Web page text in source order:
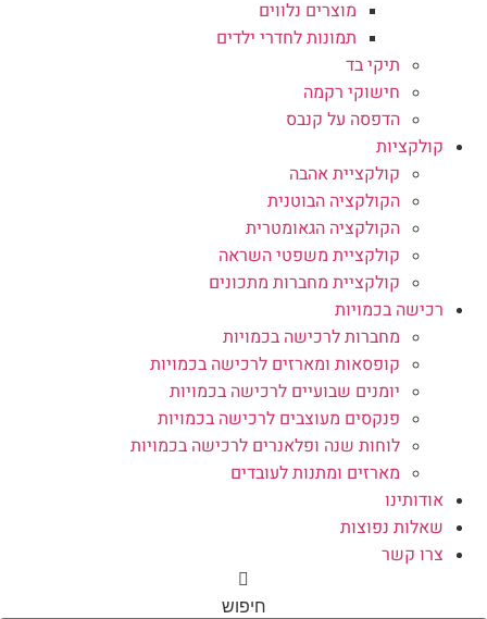
מוצרים נלווים
תמונות לחדרי ילדים
תיקי בד
חישוקי רקמה
הדפסה על קנבס
קולקציות
קולקציית אהבה
הקולקציה הבוטנית
הקולקציה הגאומטרית
קולקציית משפטי השראה
קולקציית מחברות מתכונים
רכישה בכמויות
מחברות לרכישה בכמויות
קופסאות ומארזים לרכישה בכמויות
יומנים שבועיים לרכישה בכמויות
פנקסים מעוצבים לרכישה בכמויות
לוחות שנה ופלאנרים לרכישה בכמויות
מארזים ומתנות לעובדים
אודותינו
שאלות נפוצות
צרו קשר
חיפוש